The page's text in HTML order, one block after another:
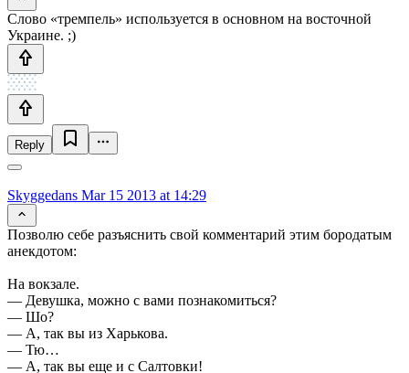
Слово «тремпель» используется в основном на восточной
Украине. ;)
Reply
Skyggedans Mar 15 2013 at 14:29
Позволю себе разъяснить свой комментарий этим бородатым
анекдотом:
На вокзале.
— Девушка, можно с вами познакомиться?
— Шо?
— А, так вы из Харькова.
— Тю…
— А, так вы еще и с Салтовки!